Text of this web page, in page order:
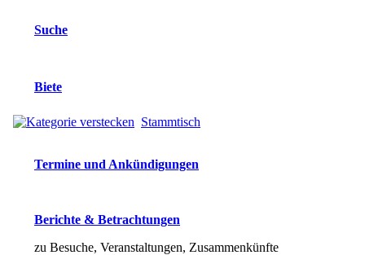
Suche
Biete
Stammtisch
Termine und Ankündigungen
Berichte & Betrachtungen
zu Besuche, Veranstaltungen, Zusammenkünfte